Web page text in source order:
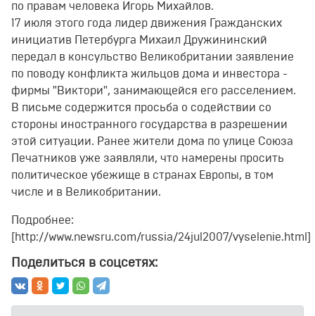
по правам человека Игорь Михайлов.
17 июля этого года лидер движения Гражданских
инициатив Петербурга Михаил Дружининский
передал в консульство Великобритании заявление
по поводу конфликта жильцов дома и инвестора -
фирмы "Виктори", занимающейся его расселением.
В письме содержится просьба о содействии со
стороны иностранного государства в разрешении
этой ситуации. Ранее жители дома по улице Союза
Печатников уже заявляли, что намерены просить
политическое убежище в странах Европы, в том
числе и в Великобритании.
Подробнее:
[http://www.newsru.com/russia/24jul2007/vyselenie.html]
Поделиться в соцсетях: